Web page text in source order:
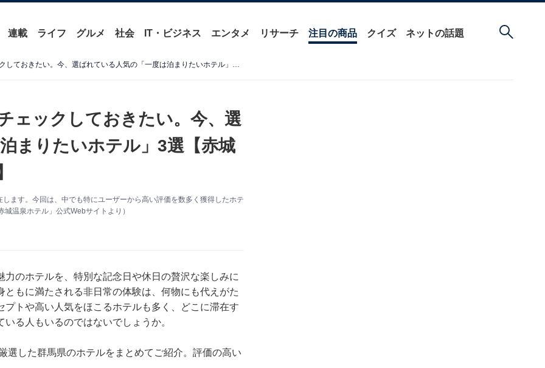
連載 ライフ グルメ 社会 IT・ビジネス エンタメ リサーチ 注目の商品 クイズ ネットの話題
【群馬県の温泉地】一度はチェックしておきたい。今、選ばれている人気の「一度は泊まりたいホテル」3選【赤城温泉・沢渡温泉・草津温泉】
ェックしておきたい。今、選
まりたいホテル」3選【赤城
ます。今回は、中でも特にユーザーから高い評価を数多く獲得したホテ
温泉ホテル」公式Webサイトより）
のホテルを、特別な記念日や休日の贅沢な楽しみに
もに満たされる非日常の体験は、何物にも代えがた
トや高い人気をほこるホテルも多く、どこに滞在す
る人もいるのではないでしょうか。
選した群馬県のホテルをまとめてご紹介。評価の高い